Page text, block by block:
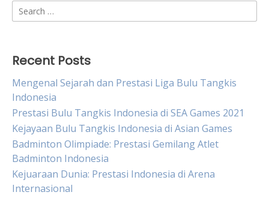
Search
for:
Recent Posts
Mengenal Sejarah dan Prestasi Liga Bulu Tangkis
Indonesia
Prestasi Bulu Tangkis Indonesia di SEA Games 2021
Kejayaan Bulu Tangkis Indonesia di Asian Games
Badminton Olimpiade: Prestasi Gemilang Atlet
Badminton Indonesia
Kejuaraan Dunia: Prestasi Indonesia di Arena
Internasional